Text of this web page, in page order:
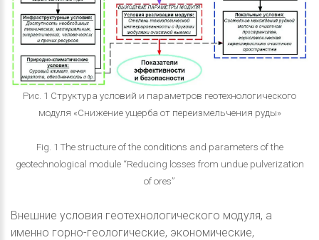
Рис. 1 Структура условий и параметров геотехнологического
модуля «Снижение ущерба от переизмельчения руды»
Fig. 1 The structure of the conditions and parameters of the
geotechnological module “Reducing losses from undue pulverization
of ores”
Внешние условия геотехнологического модуля, а
именно горно-геологические, экономические,